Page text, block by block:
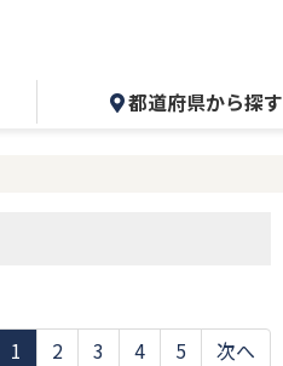
都道府県から探す
1 2 3 4 5 次へ